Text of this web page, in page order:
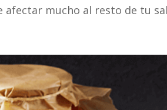
afectar mucho al resto de tu